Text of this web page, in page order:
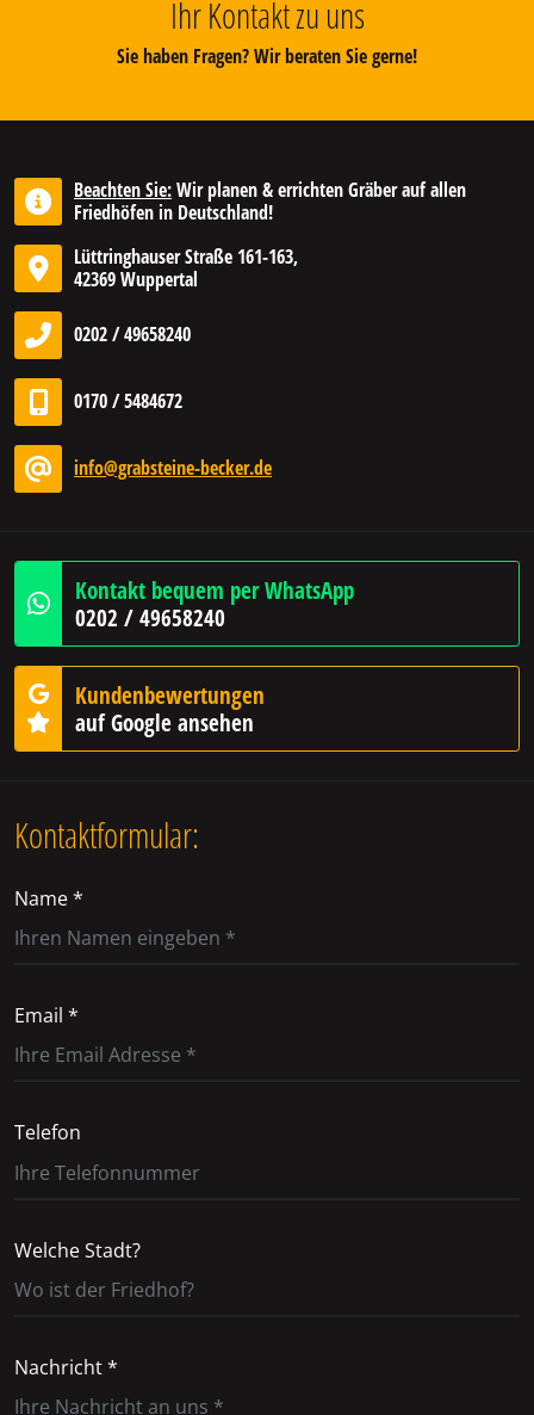
Ihr Kontakt zu uns
Sie haben Fragen? Wir beraten Sie gerne!
Beachten Sie:Wir planen & errichten Gräber auf allen
Friedhöfen in Deutschland!
Lüttringhauser Straße 161-163,
42369 Wuppertal
0202 / 49658240
0170 / 5484672
info@grabsteine-becker.de
Kontakt bequem per WhatsApp
0202 / 49658240
Kundenbewertungen
auf Google ansehen
Kontaktformular:
Name *
Email *
Telefon
Welche Stadt?
Nachricht *